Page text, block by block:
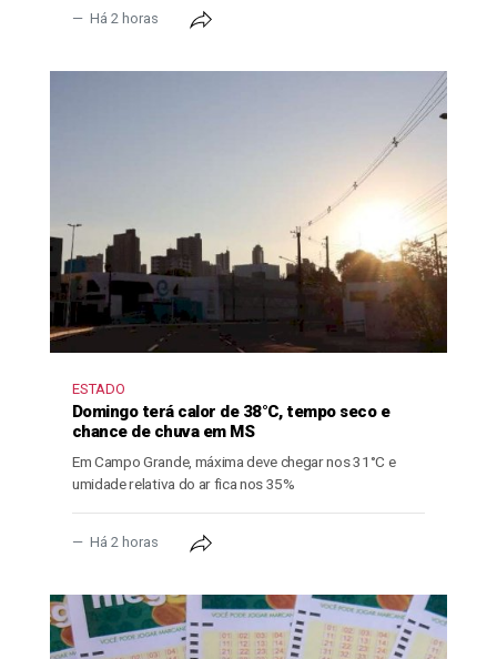
Há 2 horas
ESTADO
Domingo terá calor de 38°C, tempo seco e
chance de chuva em MS
Em Campo Grande, máxima deve chegar nos 31°C e
umidade relativa do ar fica nos 35%
Há 2 horas